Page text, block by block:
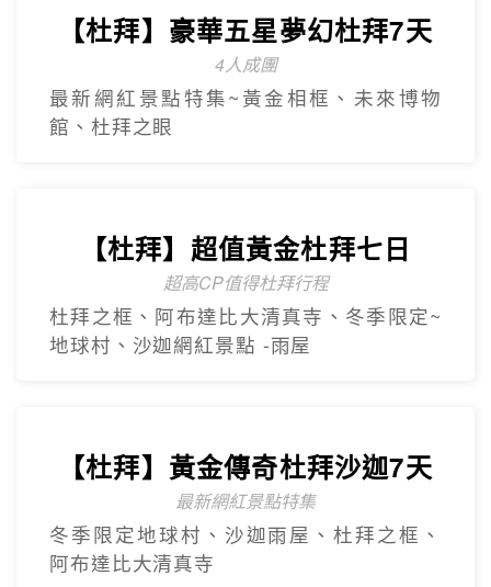
【杜拜】豪華五星夢幻杜拜7天
4人成團
最新網紅景點特集~黃金相框、未來博物
館、杜拜之眼
【杜拜】超值黃金杜拜七日
超高CP值得杜拜行程
杜拜之框、阿布達比大清真寺、冬季限定~
地球村、沙迦網紅景點 -⾬屋
【杜拜】黃金傳奇杜拜沙迦7天
最新網紅景點特集
冬季限定地球村、沙迦⾬屋、杜拜之框、
阿布達比大清真寺